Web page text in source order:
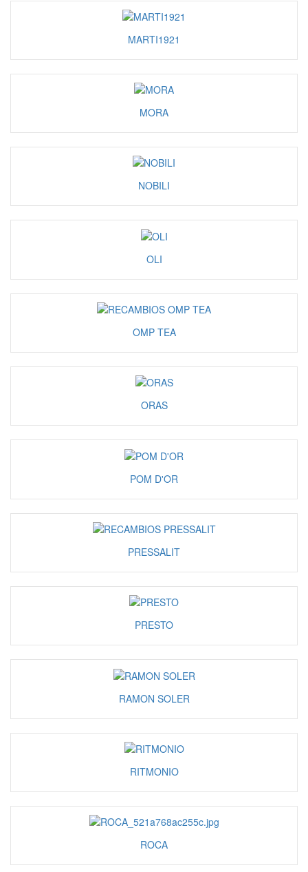
MARTI1921
MORA
NOBILI
OLI
OMP TEA
ORAS
POM D'OR
PRESSALIT
PRESTO
RAMON SOLER
RITMONIO
ROCA